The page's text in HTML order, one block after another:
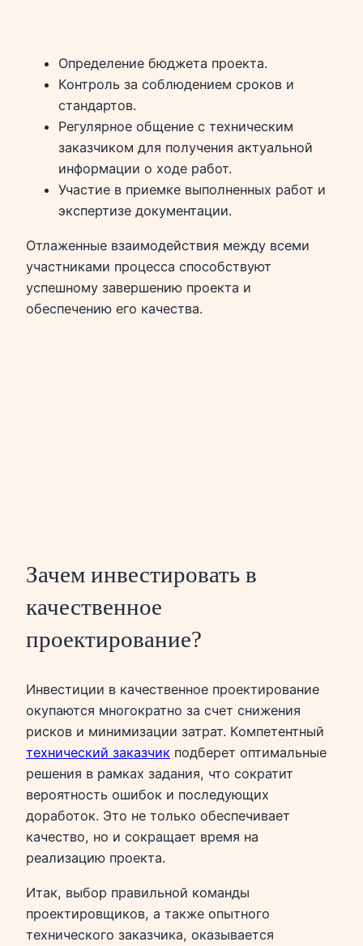
Определение бюджета проекта.
Контроль за соблюдением сроков и
стандартов.
Регулярное общение с техническим
заказчиком для получения актуальной
информации о ходе работ.
Участие в приемке выполненных работ и
экспертизе документации.
Отлаженные взаимодействия между всеми
участниками процесса способствуют
успешному завершению проекта и
обеспечению его качества.
Зачем инвестировать в
качественное
проектирование?
Инвестиции в качественное проектирование
окупаются многократно за счет снижения
рисков и минимизации затрат. Компетентный
технический заказчик подберет оптимальные
решения в рамках задания, что сократит
вероятность ошибок и последующих
доработок. Это не только обеспечивает
качество, но и сокращает время на
реализацию проекта.
Итак, выбор правильной команды
проектировщиков, а также опытного
технического заказчика, оказывается